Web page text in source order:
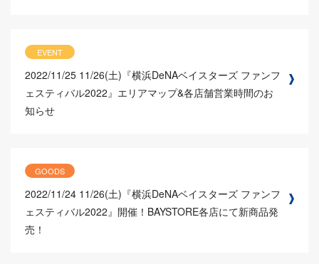
EVENT
2022/11/25 11/26(土)『横浜DeNAベイスターズ ファンフ
ェスティバル2022』エリアマップ&各店舗営業時間のお
知らせ
GOODS
2022/11/24 11/26(土)『横浜DeNAベイスターズ ファンフ
ェスティバル2022』開催！BAYSTORE各店にて新商品発
売！